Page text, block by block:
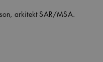
arkitekt SAR/MSA.